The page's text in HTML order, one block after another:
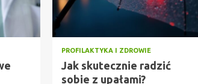
PROFILAKTYKA I ZDROWIE
Jak skutecznie radzić
sobie z upałami?